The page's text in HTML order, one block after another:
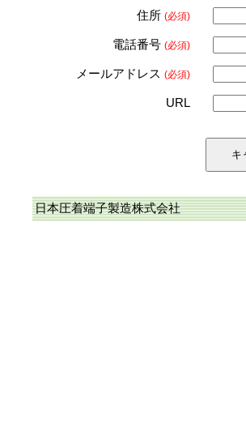
住所 (必須)
電話番号 (必須)
メールアドレス (必須)
URL
日本圧着端子製造株式会社